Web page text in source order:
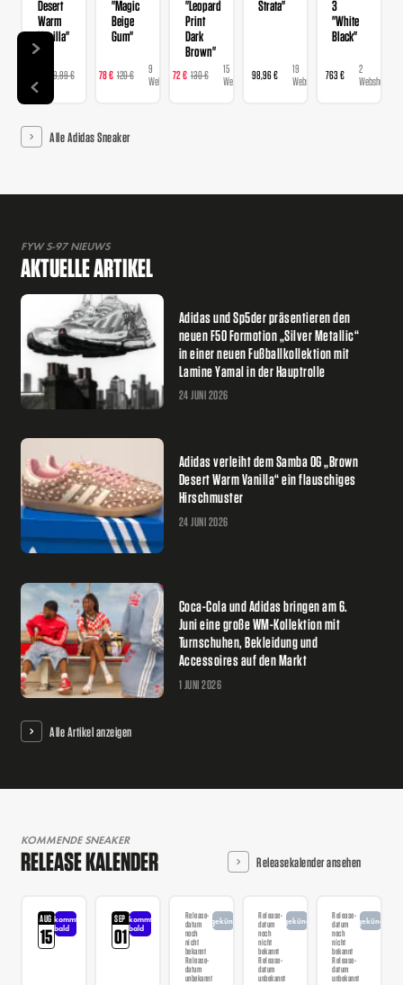
Desert
Warm
Vanilla"
129,99 €
Webshops
"Magic
Beige
Gum"
78 € 120 €
9
Webshops
"Leopard
Print
Dark
Brown"
72 € 130 €
15
Webshops
Strata"
98,96 €
19
Webshops
3
"White
Black"
763 €
2
Webshops
Alle Adidas Sneaker
FYW S-97 NIEUWS
AKTUELLE ARTIKEL
Adidas und Sp5der präsentieren den
neuen F50 Formotion „Silver Metallic“
in einer neuen Fußballkollektion mit
Lamine Yamal in der Hauptrolle
24 JUNI 2026
Adidas verleiht dem Samba OG „Brown
Desert Warm Vanilla“ ein flauschiges
Hirschmuster
24 JUNI 2026
Coca-Cola und Adidas bringen am 6.
Juni eine große WM-Kollektion mit
Turnschuhen, Bekleidung und
Accessoires auf den Markt
1 JUNI 2026
Alle Artikel anzeigen
KOMMENDE SNEAKER
RELEASE KALENDER Releasekalender ansehen
AUG
15
kommt
bald
SEP
01
kommt
bald
Release-
datum
noch
nicht
bekannt
Release-
datum
unbekannt
angekündigt
Release-
datum
noch
nicht
bekannt
Release-
datum
unbekannt
angekündigt
Release-
datum
noch
nicht
bekannt
Release-
datum
unbekannt
angekündigt